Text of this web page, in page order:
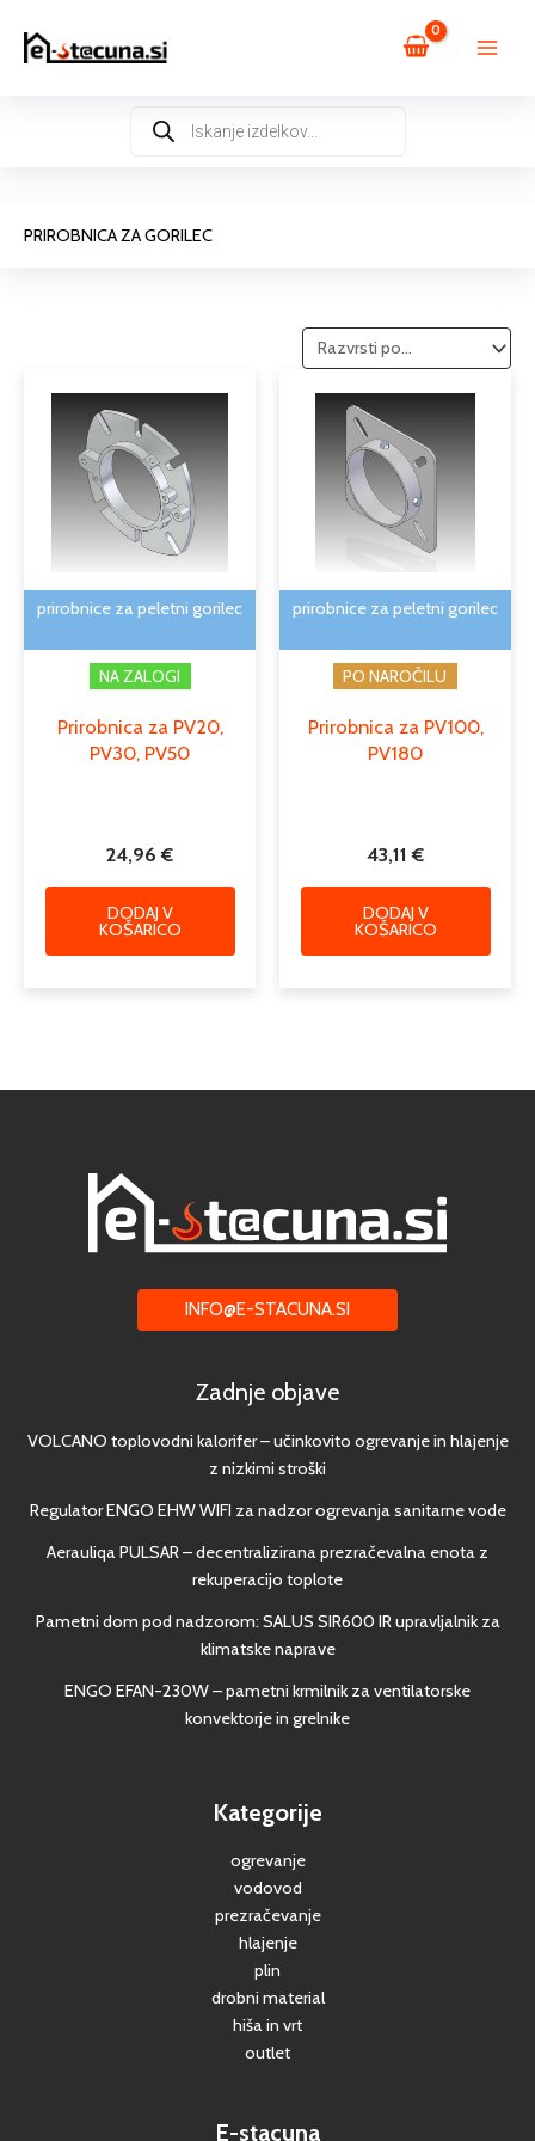
content
search
PRIROBNICA ZA GORILEC
prirobnice za peletni gorilec
NA ZALOGI
Prirobnica za PV20,
PV30, PV50
24,96€
DODAJ V
KOŠARICO
prirobnice za peletni gorilec
PO NAROČILU
Prirobnica za PV100,
PV180
43,11€
DODAJ V
KOŠARICO
INFO@E-STACUNA.SI
Zadnje objave
VOLCANO toplovodni kalorifer – učinkovito ogrevanje in hlajenje
z nizkimi stroški
Regulator ENGO EHW WIFI za nadzor ogrevanja sanitarne vode
Aerauliqa PULSAR – decentralizirana prezračevalna enota z
rekuperacijo toplote
Pametni dom pod nadzorom: SALUS SIR600 IR upravljalnik za
klimatske naprave
ENGO EFAN-230W – pametni krmilnik za ventilatorske
konvektorje in grelnike
Kategorije
ogrevanje
vodovod
prezračevanje
hlajenje
plin
drobni material
hiša in vrt
outlet
E-stacuna